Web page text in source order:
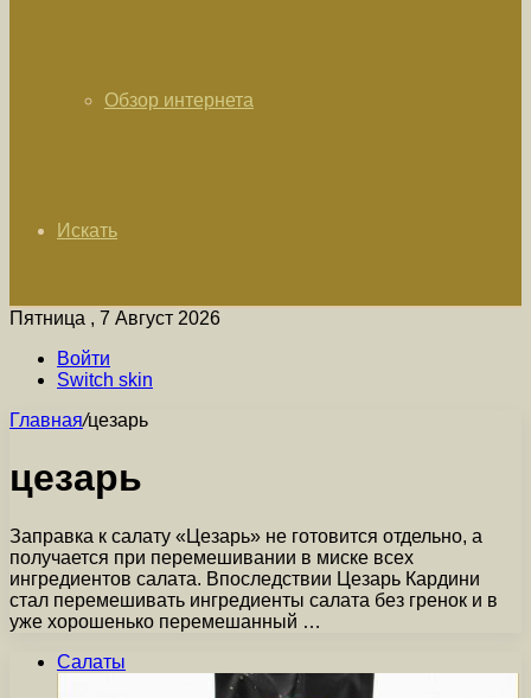
Обзор интернета
Искать
Пятница , 7 Август 2026
Войти
Switch skin
Главная/цезарь
цезарь
Заправка к салату «Цезарь» не готовится отдельно, а
получается при перемешивании в миске всех
ингредиентов салата. Впоследствии Цезарь Кардини
стал перемешивать ингредиенты салата без гренок и в
уже хорошенько перемешанный …
Салаты